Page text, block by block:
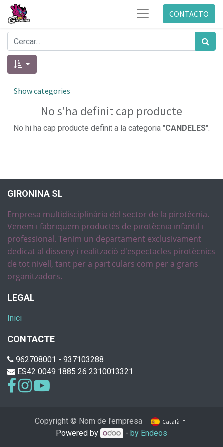
CONTACTO
Show categories
No s'ha definit cap producte
No hi ha cap producte definit a la categoria "CANDELES".
GIRONINA SL
Empresa multidisciplinària del sector de la pirotècnia.
Venem i fabriquem productes de pirotècnia infantil i
professional. Tenim un departament exclusivament
dedicat al disseny i realització d'espectacles pirotècnics
de tot nivell, tant per a particulars com per a grans
organitzadors.
LEGAL
Inici
CONTACTE
962708001 - 937103288
ES42 0049 1885 26 2310013321
Copyright © Nom de l'empresa Català
Powered by - by Endeos